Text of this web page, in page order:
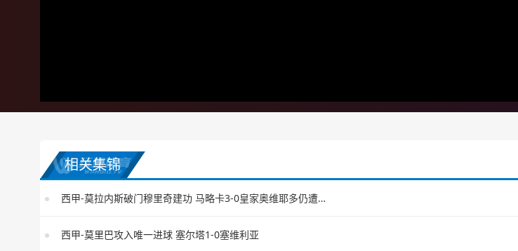
相关集锦
西甲-莫拉内斯破门穆里奇建功 马略卡3-0皇家奥维耶多仍遭降级
西甲-莫里巴攻入唯一进球 塞尔塔1-0塞维利亚